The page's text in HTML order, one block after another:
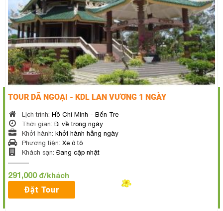
TOUR DÃ NGOẠI - KDL LAN VƯƠNG 1 NGÀY
Lịch trình: Hồ Chí Minh - Bến Tre
Thời gian: Đi về trong ngày
Khởi hành: khởi hành hằng ngày
Phương tiện: Xe ô tô
Khách sạn: Đang cập nhật
291,000 đ/khách
Đặt Tour